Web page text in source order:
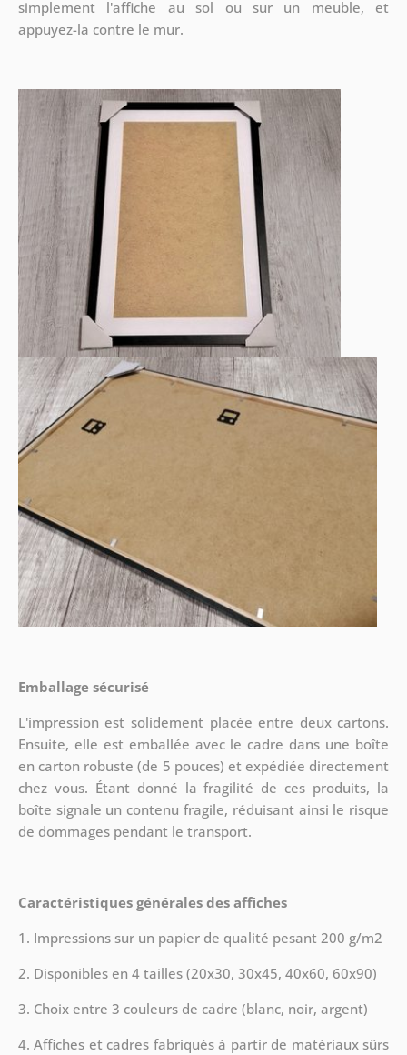
simplement l'affiche au sol ou sur un meuble, et
appuyez-la contre le mur.
Emballage sécurisé
L'impression est solidement placée entre deux cartons.
Ensuite, elle est emballée avec le cadre dans une boîte
en carton robuste (de 5 pouces) et expédiée directement
chez vous. Étant donné la fragilité de ces produits, la
boîte signale un contenu fragile, réduisant ainsi le risque
de dommages pendant le transport.
Caractéristiques générales des affiches
1. Impressions sur un papier de qualité pesant 200 g/m2
2. Disponibles en 4 tailles (20x30, 30x45, 40x60, 60x90)
3. Choix entre 3 couleurs de cadre (blanc, noir, argent)
4. Affiches et cadres fabriqués à partir de matériaux sûrs